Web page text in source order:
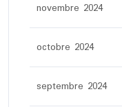
novembre 2024
octobre 2024
septembre 2024